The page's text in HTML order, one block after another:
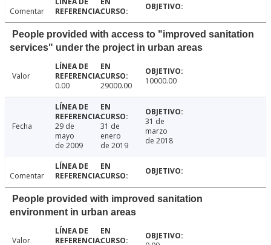
Comentar
People provided with access to "improved sanitation
services" under the project in urban areas
Valor
0.00
29000.00 10000.00
Fecha
29 de
mayo
de 2009
31 de
enero
de 2019
31 de
marzo
de 2018
Comentar
People provided with improved sanitation
environment in urban areas
Valor